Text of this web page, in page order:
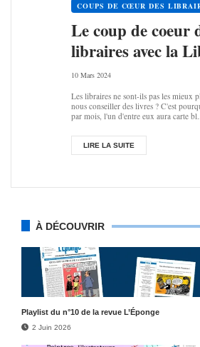
COUPS DE CŒUR DES
Le coup de coeur
libraires avec la
Valen­tin
10 Mars 2024
Les libraires ne sont-ils pas les mieux
nous conseiller des livres ? C'est
par mois, l'un d'entre eux aura carte bl...
LIRE LA SUITE
À DÉCOUVRIR
Play­list du n°10 de la revue L’Éponge
2 Juin 2026